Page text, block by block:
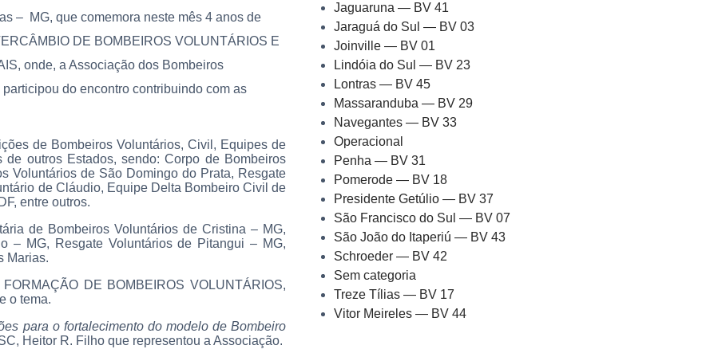
– MG, que comemora neste mês 4 anos de
DE BOMBEIROS VOLUNTÁRIOS E
onde, a Associação dos Bombeiros
do encontro contribuindo com as
de Bombeiros Voluntários, Civil, Equipes de
outros Estados, sendo: Corpo de Bombeiros
Voluntários de São Domingo do Prata, Resgate
de Cláudio, Equipe Delta Bombeiro Civil de
entre outros.
de Bombeiros Voluntários de Cristina – MG,
– MG, Resgate Voluntários de Pitangui – MG,
Marias.
DE BOMBEIROS VOLUNTÁRIOS,
o tema.
para o fortalecimento do modelo de Bombeiro
Heitor R. Filho que representou a Associação.
Jaguaruna — BV 41
Jaraguá do Sul — BV 03
Joinville — BV 01
Lindóia do Sul — BV 23
Lontras — BV 45
Massaranduba — BV 29
Navegantes — BV 33
Operacional
Penha — BV 31
Pomerode — BV 18
Presidente Getúlio — BV 37
São Francisco do Sul — BV 07
São João do Itaperiú — BV 43
Schroeder — BV 42
Sem categoria
Treze Tílias — BV 17
Vitor Meireles — BV 44